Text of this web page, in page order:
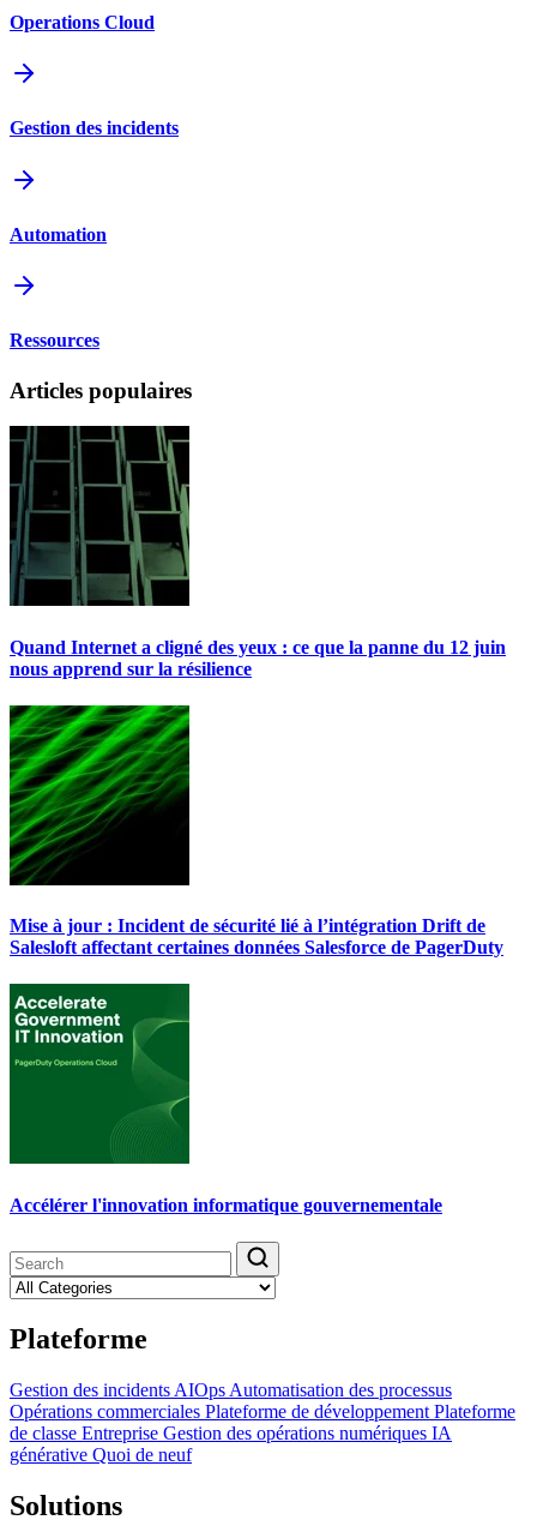
Operations Cloud
Gestion des incidents
Automation
Ressources
Articles populaires
Quand Internet a cligné des yeux : ce que la panne du 12 juin
nous apprend sur la résilience
Mise à jour : Incident de sécurité lié à l’intégration Drift de
Salesloft affectant certaines données Salesforce de PagerDuty
Accélérer l'innovation informatique gouvernementale
Plateforme
Gestion des incidents AIOps Automatisation des processus
Opérations commerciales Plateforme de développement Plateforme
de classe Entreprise Gestion des opérations numériques IA
générative Quoi de neuf
Solutions